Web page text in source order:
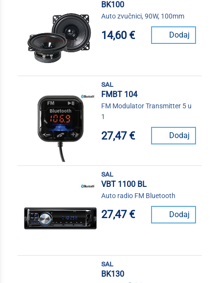
BK100
Auto zvučnici, 90W, 100mm
14,60 € Dodaj
sal
FMBT 104
FM Modulator Transmitter 5 u
1
27,47 € Dodaj
sal
VBT 1100 BL
Auto radio FM Bluetooth
27,47 € Dodaj
sal
BK130